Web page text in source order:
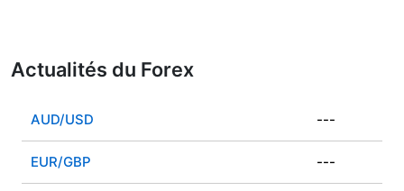
Actualités du Forex
AUD/USD ---
EUR/GBP ---